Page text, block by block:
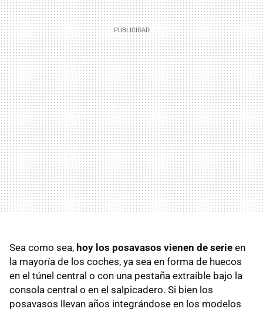
Sea como sea, hoy los posavasos vienen de serie en
la mayoría de los coches, ya sea en forma de huecos
en el túnel central o con una pestaña extraíble bajo la
consola central o en el salpicadero. Si bien los
posavasos llevan años integrándose en los modelos